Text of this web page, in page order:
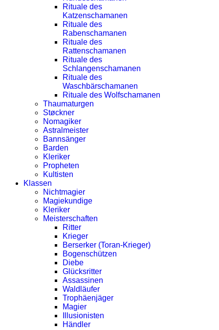
Rituale des
Katzenschamanen
Rituale des
Rabenschamanen
Rituale des
Rattenschamanen
Rituale des
Schlangenschamanen
Rituale des
Waschbärschamanen
Rituale des Wolfschamanen
Thaumaturgen
Støckner
Nomagiker
Astralmeister
Bannsänger
Barden
Kleriker
Propheten
Kultisten
Klassen
Nichtmagier
Magiekundige
Kleriker
Meisterschaften
Ritter
Krieger
Berserker (Toran-Krieger)
Bogenschützen
Diebe
Glücksritter
Assassinen
Waldläufer
Trophäenjäger
Magier
Illusionisten
Händler